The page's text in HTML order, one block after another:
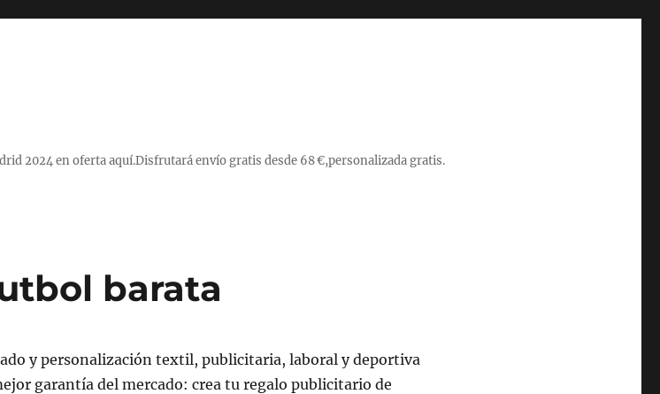
2024 en oferta aquí.Disfrutará envío gratis desde 68 €,personalizada gratis.
barata
y personalización textil, publicitaria, laboral y deportiva
garantía del mercado: crea tu regalo publicitario de